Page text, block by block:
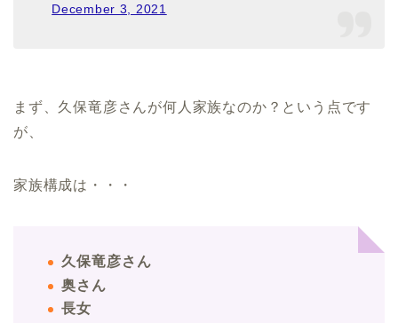
December 3, 2021
まず、久保竜彦さんが何人家族なのか？という点です
が、
家族構成は・・・
久保竜彦さん
奥さん
長女